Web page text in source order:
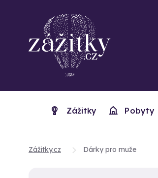
Zážitky Pobyty
Zážitky.cz Dárky pro muže